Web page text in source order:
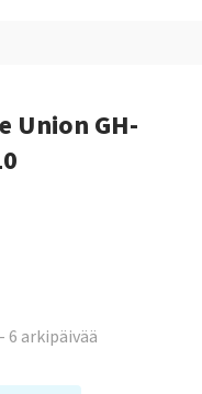
Union GH-
6 arkipäivää